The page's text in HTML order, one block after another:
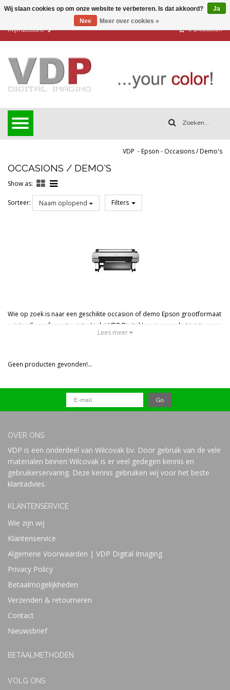
Mijn account 0 producten
VDP -Epson - Occasions / Demo's
OCCASIONS / DEMO'S
Show as:
Sorteer: Naam oplopend Filters
Wie op zoek is naar een geschikte occasion of demo Epson grootformaat
printer (large-format-printer) is bij VDP Digital Imaging aan het juiste
showroom / printstudio. Meestal met 1 jaar fabrieksgarantie.
Lees meer
Geen producten gevonden!...
OVER ONS
VDP is een onderdeel van Wilcovak bv. Door gebruik van de vele
materialen binnen Wilcovak is er veel gedegen kennis en
gebruikerservaring. Deze kennis gebruiken wij voor het beste
klantadvies.
KLANTENSERVICE
Wie zijn wij
Klantenservice
Algemene Voorwaarden | VDP Digital Imaging
Privacy Policy
Betaalmogelijkheden
Verzenden & retourneren
Contact
Nieuwsbrief
BETAALMETHODEN
VOLG ONS
Wij slaan cookies op om onze website te verbeteren. Is dat akkoord?
Ja
Nee
Meer over cookies »